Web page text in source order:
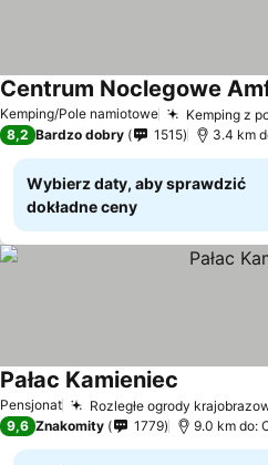
Kemping/Pole namiotowe Kemping z
Centrum Noclegowe
8,2 Bardzo dobry 1515 3.4 km
Wybierz daty, aby sprawdzić
dokładne ceny
Pensjonat Rozległe ogrody
Pałac Kamieniec
9,6 Znakomity 1779 9.0 km do: